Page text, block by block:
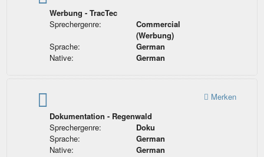
Werbung - TracTec
Sprechergenre:
Commercial
(Werbung)
Sprache:
German
Native:
German
Dokumentation - Regenwald
Sprechergenre:
Doku
Sprache:
German
Native:
German
Merken